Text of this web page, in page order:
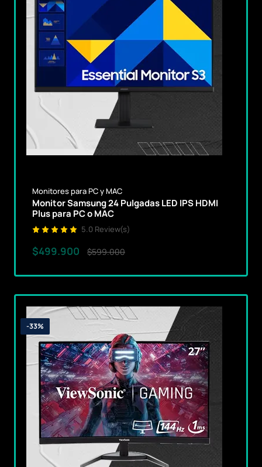
Monitores para PC y MAC
Monitor Samsung 24 Pulgadas LED IPS HDMI
Plus para PC o MAC
5.0 Review(s)
$499.900 $599.000
-33%